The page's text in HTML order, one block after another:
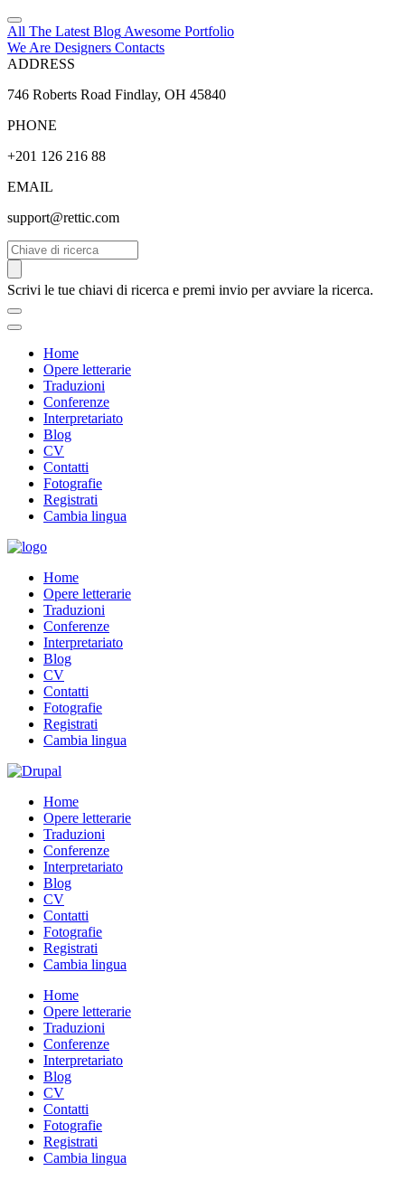
All The Latest Blog Awesome Portfolio
We Are Designers Contacts
ADDRESS
746 Roberts Road Findlay, OH 45840
PHONE
+201 126 216 88
EMAIL
support@rettic.com
Cerca
Scrivi le tue chiavi di ricerca e premi invio per avviare la ricerca.
Home
Opere letterarie
Traduzioni
Conferenze
Interpretariato
Blog
CV
Contatti
Fotografie
Registrati
Cambia lingua
Home
Opere letterarie
Traduzioni
Conferenze
Interpretariato
Blog
CV
Contatti
Fotografie
Registrati
Cambia lingua
Home
Opere letterarie
Traduzioni
Conferenze
Interpretariato
Blog
CV
Contatti
Fotografie
Registrati
Cambia lingua
Home
Opere letterarie
Traduzioni
Conferenze
Interpretariato
Blog
CV
Contatti
Fotografie
Registrati
Cambia lingua